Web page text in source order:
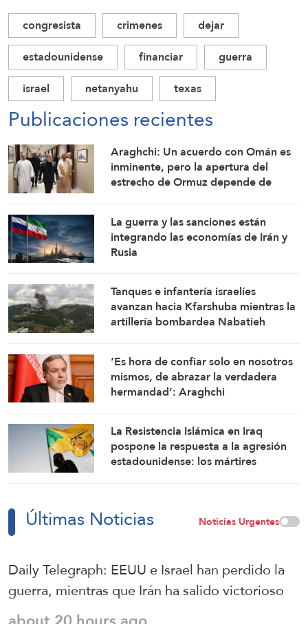
congresista crimenes
dejar
estadounidense
financiar
guerra
israel
netanyahu texas
Publicaciones recientes
Araghchi: Un acuerdo con Omán es
inminente, pero la apertura del
estrecho de Ormuz depende de
La guerra y las sanciones están
integrando las economías de Irán y
Rusia
Tanques e infantería israelíes
avanzan hacia Kfarshuba mientras la
artillería bombardea Nabatieh
‘Es hora de confiar solo en nosotros
mismos, de abrazar la verdadera
hermandad’: Araghchi
La Resistencia Islámica en Iraq
pospone la respuesta a la agresión
estadounidense: los mártires
Últimas Noticias Noticias Urgentes
Daily Telegraph: EEUU e Israel han perdido la
guerra, mientras que Irán ha salido victorioso